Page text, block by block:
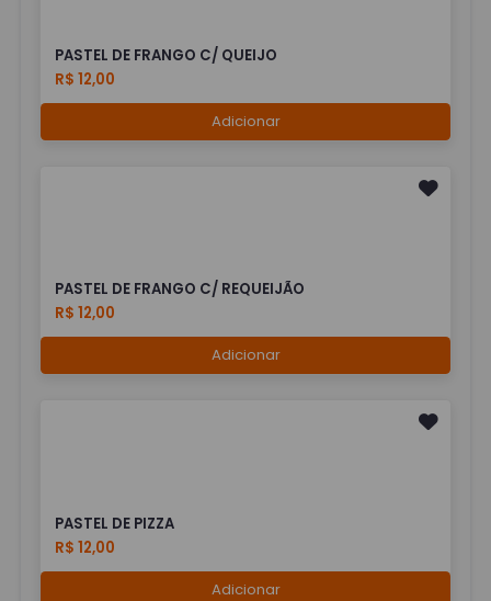
PASTEL DE FRANGO C/ QUEIJO
R$ 12,00
Adicionar
PASTEL DE FRANGO C/ REQUEIJÃO
R$ 12,00
Adicionar
PASTEL DE PIZZA
R$ 12,00
Adicionar